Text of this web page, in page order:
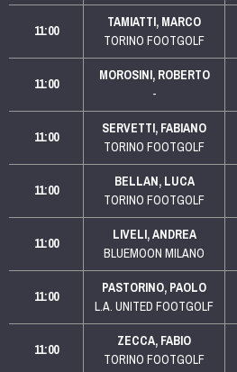
11:00
TAMIATTI, MARCO
TORINO FOOTGOLF
11:00
MOROSINI, ROBERTO
-
11:00
SERVETTI, FABIANO
TORINO FOOTGOLF
11:00
BELLAN, LUCA
TORINO FOOTGOLF
11:00
LIVELI, ANDREA
BLUEMOON MILANO
11:00
PASTORINO, PAOLO
L.A. UNITED FOOTGOLF
11:00
ZECCA, FABIO
TORINO FOOTGOLF